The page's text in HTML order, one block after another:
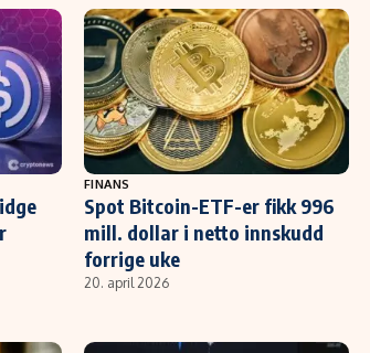
FINANS
Spot Bitcoin-ETF-er fikk 996
mill. dollar i netto innskudd
forrige uke
20. april 2026